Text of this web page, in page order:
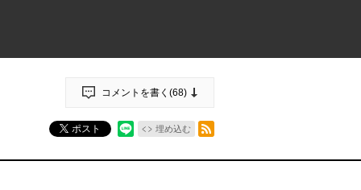
コメントを書く(68)
ポスト 埋め込む